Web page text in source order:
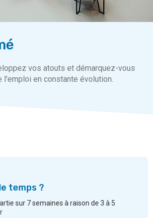
vos atouts et démarquez-vous
l'emploi en constante évolution.
temps ?
sur 7 semaines à raison de 3 à 5